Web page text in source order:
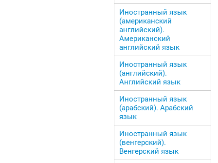
Иностранный язык
(американский
английский).
Американский
английский язык
Иностранный язык
(английский).
Английский язык
Иностранный язык
(арабский). Арабский
язык
Иностранный язык
(венгерский).
Венгерский язык